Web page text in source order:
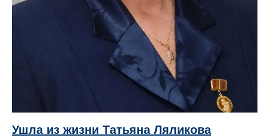
Ушла из жизни Татьяна Ляликова